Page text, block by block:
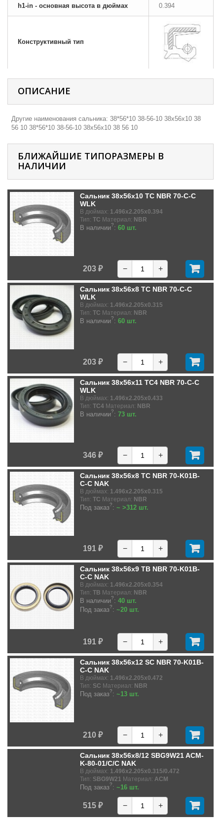
h1-in - основная высота в дюймах 0.394
Конструктивный тип
ОПИСАНИЕ
Другие наименования сальника: 38*56*10 38-56-10 38х56х10 38
56 10 38*56*10 38-56-10 38х56х10 38 56 10
БЛИЖАЙШИЕ ТИПОРАЗМЕРЫ В
НАЛИЧИИ
Сальник 38x56x10 TC NBR 70-C-C
WLK
В дюймах: 1.496x2.205x0.394
Тип: TC Материал: NBR
В наличии?: 60 шт.
203 ₽ − +
Сальник 38x56x8 TC NBR 70-C-C
WLK
В дюймах: 1.496x2.205x0.315
Тип: TC Материал: NBR
В наличии?: 60 шт.
203 ₽ − +
Сальник 38x56x11 TC4 NBR 70-C-C
WLK
В дюймах: 1.496x2.205x0.433
Тип: TC4 Материал: NBR
В наличии?: 73 шт.
346 ₽ − +
Сальник 38x56x8 TC NBR 70-K01B-
C-C NAK
В дюймах: 1.496x2.205x0.315
Тип: TC Материал: NBR
Под заказ?: ~ >312 шт.
191 ₽ − +
Сальник 38x56x9 TB NBR 70-K01B-
C-C NAK
В дюймах: 1.496x2.205x0.354
Тип: TB Материал: NBR
В наличии?: 40 шт.
Под заказ?: ~20 шт.
191 ₽ − +
Сальник 38x56x12 SC NBR 70-K01B-
C-C NAK
В дюймах: 1.496x2.205x0.472
Тип: SC Материал: NBR
Под заказ?: ~13 шт.
210 ₽ − +
Сальник 38x56x8/12 SBG9W21 ACM-
K-80-01/C/C NAK
В дюймах: 1.496x2.205x0.315/0.472
Тип: SBG9W21 Материал: ACM
Под заказ?: ~16 шт.
515 ₽ − +